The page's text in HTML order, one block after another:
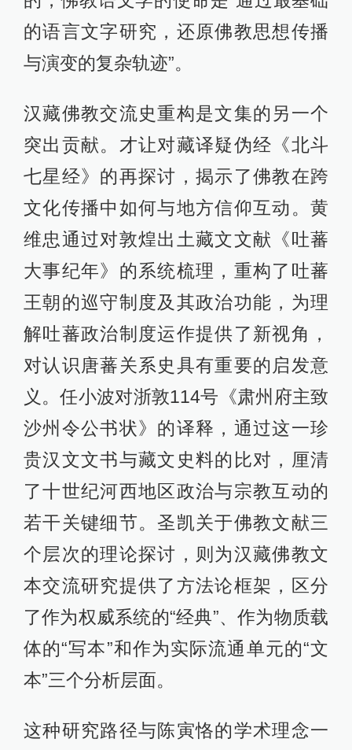
的语言文字研究，还原佛教思想传播
与演变的复杂轨迹”。
汉藏佛教交流史重构是文集的另一个
突出贡献。才让对藏译疑伪经《北斗
七星经》的再探讨，揭示了佛教在跨
文化传播中如何与地方信仰互动。黄
维忠通过对敦煌出土藏文文献《吐蕃
大事纪年》的系统梳理，重构了吐蕃
王朝的巡守制度及其政治功能，为理
解吐蕃政治制度运作提供了新视角，
对认识唐蕃关系史具有重要的启发意
义。任小波对浙敦114号《肃州府主致
沙州令公书状》的译释，通过这一珍
贵汉文文书与藏文史料的比对，厘清
了十世纪河西地区政治与宗教互动的
若干关键细节。圣凯关于佛教文献三
个层次的理论探讨，则为汉藏佛教文
本交流研究提供了方法论框架，区分
了作为权威系统的“经典”、作为物质载
体的“写本”和作为实际流通单元的“文
本”三个分析层面。
这种研究路径与陈寅恪的学术理念一